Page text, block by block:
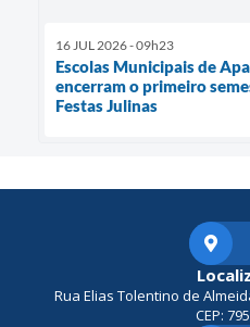
16 JUL 2026 - 09h23
Escolas Municipais de
encerram o primeiro
Festas Julinas
Rua Elias Tolentino de
CEP: